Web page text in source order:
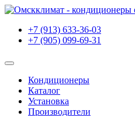
+7 (913) 633-36-03
+7 (905) 099-69-31
Кондиционеры
Каталог
Установка
Производители